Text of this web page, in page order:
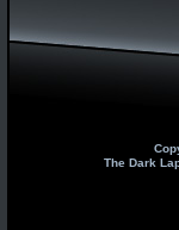
The Dark